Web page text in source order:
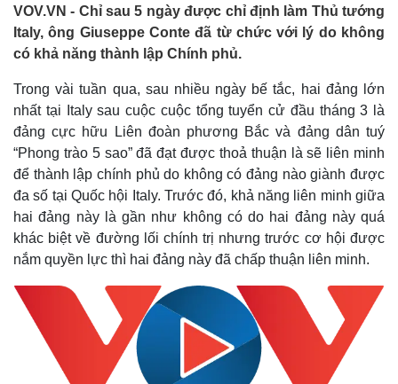
Việc làm
Biển đảo
VOV.VN - Chỉ sau 5 ngày được chỉ định làm Thủ tướng
Italy, ông Giuseppe Conte đã từ chức với lý do không
có khả năng thành lập Chính phủ.
Trong vài tuần qua, sau nhiều ngày bế tắc, hai đảng lớn
nhất tại Italy sau cuộc cuộc tổng tuyển cử đầu tháng 3 là
đảng cực hữu Liên đoàn phương Bắc và đảng dân tuý
“Phong trào 5 sao” đã đạt được thoả thuận là sẽ liên minh
để thành lập chính phủ do không có đảng nào giành được
đa số tại Quốc hội Italy. Trước đó, khả năng liên minh giữa
hai đảng này là gần như không có do hai đảng này quá
khác biệt về đường lối chính trị nhưng trước cơ hội được
nắm quyền lực thì hai đảng này đã chấp thuận liên minh.